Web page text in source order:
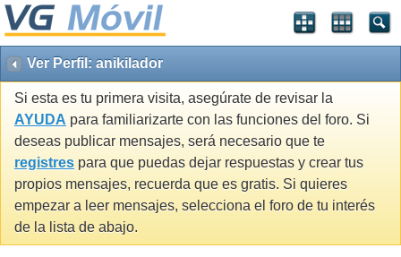
Ver Perfil: anikilador
Si esta es tu primera visita, asegúrate de revisar la
AYUDA para familiarizarte con las funciones del foro. Si
deseas publicar mensajes, será necesario que te
registres para que puedas dejar respuestas y crear tus
propios mensajes, recuerda que es gratis. Si quieres
empezar a leer mensajes, selecciona el foro de tu interés
de la lista de abajo.